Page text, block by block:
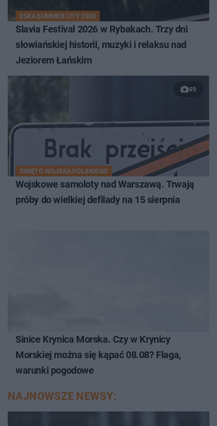
ESKA SUMMER CITY 2026
Slavia Festival 2026 w Rybakach. Trzy dni
słowiańskiej historii, muzyki i relaksu nad
Jeziorem Łańskim
49
ŚWIĘTO WOJSKA POLSKIEGO
Wojskowe samoloty nad Warszawą. Trwają
próby do wielkiej defilady na 15 sierpnia
Sinice Krynica Morska. Czy w Krynicy
Morskiej można się kąpać 08.08? Flaga,
warunki pogodowe
NAJNOWSZE NEWSY: